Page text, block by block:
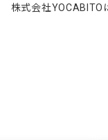
株式会社YOCABITOは